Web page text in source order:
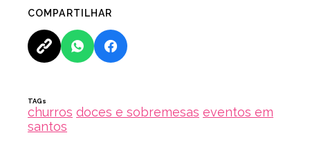
COMPARTILHAR
TAGs
churros doces e sobremesas eventos em
santos